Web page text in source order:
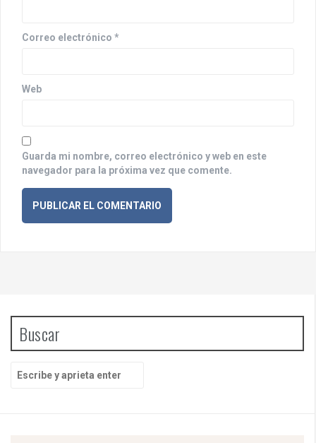
r
d
s
Correo electrónico *
Web
Guarda mi nombre, correo electrónico y web en este
navegador para la próxima vez que comente.
Buscar